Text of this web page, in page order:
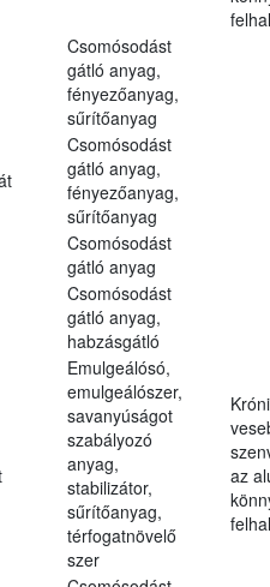
Csomósodást
gátló anyag,
fényezőanyag,
sűrítőanyag
Csomósodást
gátló anyag,
fényezőanyag,
sűrítőanyag
Csomósodást
gátló anyag
Csomósodást
gátló anyag,
habzásgátló
Emulgeálósó,
emulgeálószer,
savanyúságot
szabályozó
anyag,
stabilizátor,
sűrítőanyag,
térfogatnövelő
szer
az